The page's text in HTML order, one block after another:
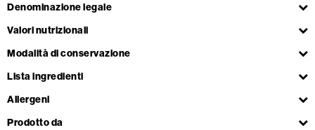
Denominazione legale
Valori nutrizionali
Modalità di conservazione
Lista ingredienti
Allergeni
Prodotto da